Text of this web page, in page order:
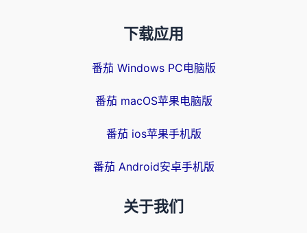
下载应用
番茄 Windows PC电脑版
番茄 macOS苹果电脑版
番茄 ios苹果手机版
番茄 Android安卓手机版
关于我们